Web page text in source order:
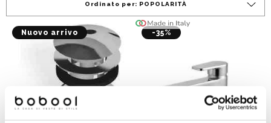
Ordinato per: POPOLARITÀ
Nuovo arrivo -35%